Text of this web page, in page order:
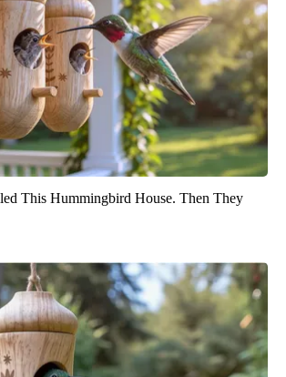
This Hummingbird House. Then They